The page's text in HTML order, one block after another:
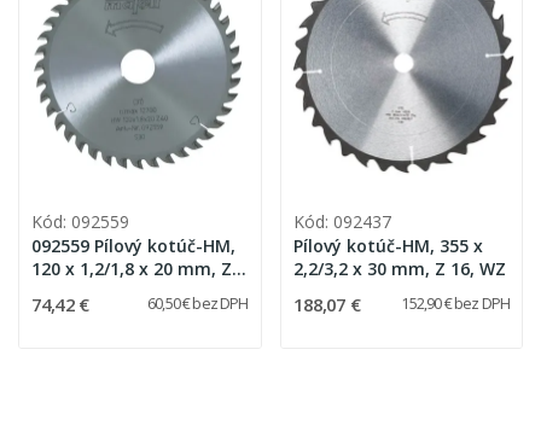
Kód: 092559
092559 Pílový kotúč-HM,
120 x 1,2/1,8 x 20 mm, Z
74,42 € 60,50 € bez DPH
Kód: 092437
Pílový kotúč-HM, 355 x
2,2/3,2 x 30 mm, Z 16, WZ
188,07 € 152,90 € bez DPH